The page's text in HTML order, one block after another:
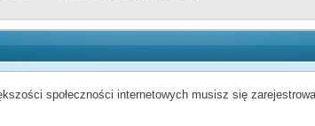
społeczności internetowych musisz się